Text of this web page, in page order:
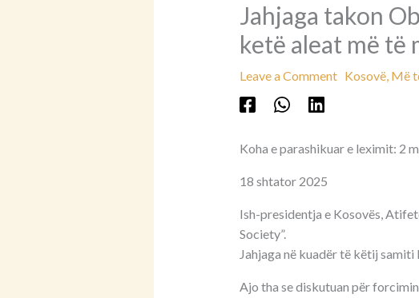
Jahjaga takon
ketë aleat më të
Leave a Comment Kosovë, Më
Koha e parashikuar e leximit: 2
18 shtator 2025
Ish-presidentja e Kosovës,
Society”.
Jahjaga në kuadër të këtij
Ajo tha se diskutuan për